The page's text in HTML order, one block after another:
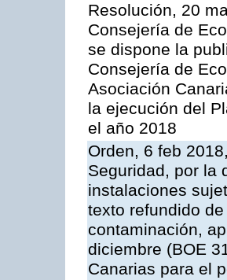
Resolución, 20
Consejería de
se dispone la
Consejería de
Asociación
la ejecución del
el año 2018
Orden, 6 feb
Seguridad, por la
instalaciones
texto refundido
contaminación,
diciembre (BOE
Canarias para el